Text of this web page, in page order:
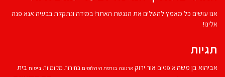
אנו עושים כל מאמץ להשלים את הנגשת האתר! במידה ונתקלת בבעיה אנא פנה
אלינו!
תגיות
אביהוא בן משהאופניים אור ירוק ארנונה בורסת היהלומים בחירות מקומיות ביטוח בית